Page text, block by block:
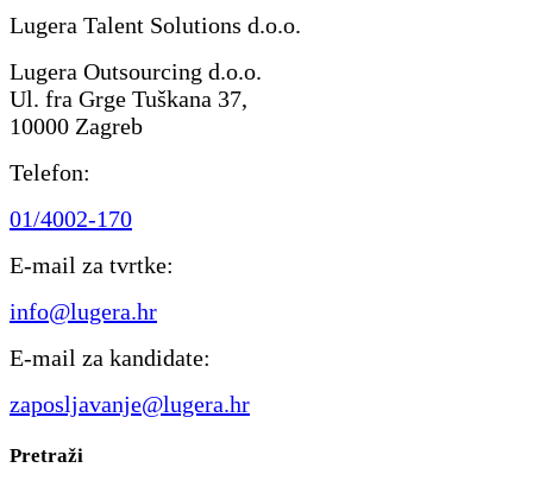
Lugera Talent Solutions d.o.o.
Lugera Outsourcing d.o.o.
Ul. fra Grge Tuškana 37,
10000 Zagreb
Telefon:
01/4002-170
E-mail za tvrtke:
info@lugera.hr
E-mail za kandidate:
zaposljavanje@lugera.hr
Pretraži